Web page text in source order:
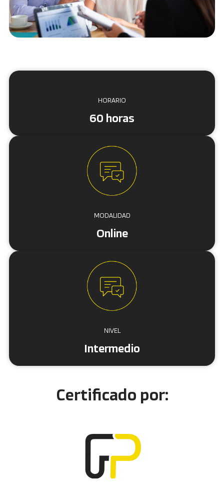
HORARIO
60 horas
MODALIDAD
Online
NIVEL
Intermedio
Certificado por: